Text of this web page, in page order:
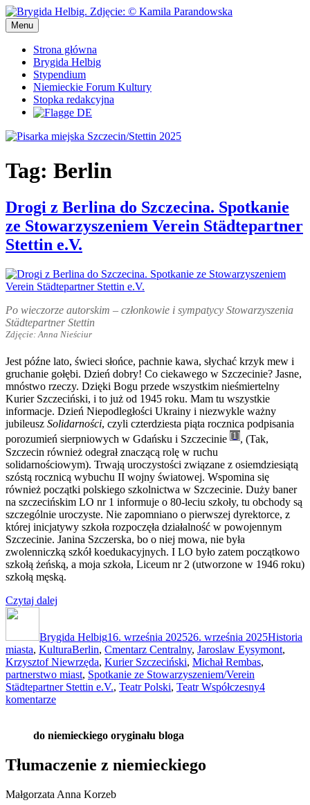
Przejdź
do
treści
Pisarka miejska Szczecin/Stettin 2025
Pisarka miejska Szczecin/Stettin 2025
Menu
Strona główna
Brygida Helbig
Stypendium
Niemieckie Forum Kultury
Stopka redakcyjna
Tag: Berlin
Drogi z Berlina do Szczecina. Spotkanie
ze Stowarzyszeniem Verein Städtepartner
Stettin e.V.
Po wieczorze autorskim – członkowie i sympatycy Stowarzyszenia
Städtepartner Stettin
Zdjęcie: Anna Nieściur
Jest późne lato, świeci słońce, pachnie kawa, słychać krzyk mew i
gruchanie gołębi. Dzień dobry! Co ciekawego w Szczecinie? Jasne,
mnóstwo rzeczy. Dzięki Bogu przede wszystkim nieśmiertelny
Kurier Szczeciński, i to już od 1945 roku. Mam tu wszystkie
informacje. Dzień Niepodległości Ukrainy i niezwykle ważny
jubileusz Solidarności, czyli czterdziesta piąta rocznica podpisania
porozumień sierpniowych w Gdańsku i Szczecinie [1], (Tak,
Szczecin również odegrał znaczącą rolę w ruchu
solidarnościowym). Trwają uroczystości związane z osiemdziesiątą
szóstą rocznicą wybuchu II wojny światowej. Wspomina się
również początki polskiego szkolnictwa w Szczecinie. Duży baner
na szczecińskim LO nr 1 informuje o 80-leciu szkoły, tu obchody są
szczególnie uroczyste. Nie zapomniano o pierwszej dyrektorce, z
której inicjatywy szkoła rozpoczęła działalność w powojennym
Szczecinie. Janina Szczerska, bo o niej mowa, nie była
zwolenniczką szkół koedukacyjnych. I LO było zatem początkowo
szkołą żeńską, a moja szkoła, Liceum nr 2 (utworzone w 1946 roku)
szkołą męską.
Czytaj dalej
do
Szczecina.
Spotkanie
ze
Stowarzyszeniem
e.V.”
Brygida Helbig16. września 202526. września 2025Historia
miasta, KulturaTagi
Berlin, Cmentarz Centralny, Jaroslaw Eysymont,
Krzysztof Niewrzęda, Kurier Szczeciński, Michał Rembas,
partnerstwo miast, Spotkanie ze Stowarzyszeniem/Verein
Städtepartner Stettin e.V., Teatr Polski, Teatr Współczesny4
komentarzedo
Berlina
Szczecina.
Spotkanie
Stowarzyszeniem
do niemieckiego oryginału bloga
Tłumaczenie z niemieckiego
Małgorzata Anna Korzeb